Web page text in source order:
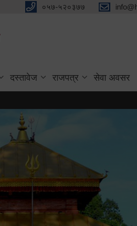
०५७-५२०३७७
दस्तावेज राजपत्र सेवा अवसर